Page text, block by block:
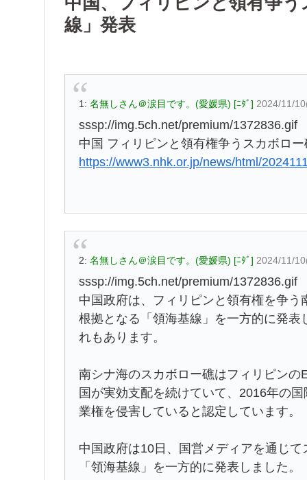
線」発表
1: 名無しさん＠涙目です。(愛媛県) [ﾆﾀﾞ] 2024/11/
sssp://img.5ch.net/premium/1372836.gif
中国 フィリピンと領有権争うスカボロ
https://www3.nhk.or.jp/news/html/
2: 名無しさん＠涙目です。(愛媛県) [ﾆﾀﾞ] 2024/11/
sssp://img.5ch.net/premium/1372836.gif
中国政府は、フィリピンと領有権を争
根拠となる「領海基線」を一方的に発
れもあります。
南シナ海のスカボロー礁はフィリピン
国が実効支配を続けていて、2016年の
業権を侵害していると認定しています。
中国政府は10日、国営メディアを通じ
「領海基線」を一方的に発表しました。